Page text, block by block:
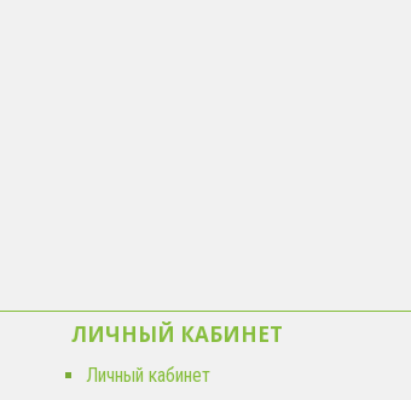
ЛИЧНЫЙ КАБИНЕТ
Личный кабинет